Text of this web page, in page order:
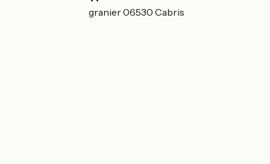
580 chemin du Migranier 06530 Cabris